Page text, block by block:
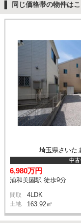
同じ価格帯の物件は
埼玉県さいた
中古
6,980万円
浦和美園駅 徒歩9分
間取 4LDK
土地 163.92㎡